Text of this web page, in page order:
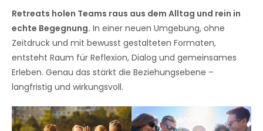
Retreats holen Teams raus aus dem Alltag und rein in
echte Begegnung. In einer neuen Umgebung, ohne
Zeitdruck und mit bewusst gestalteten Formaten,
entsteht Raum für Reflexion, Dialog und gemeinsames
Erleben. Genau das stärkt die Beziehungsebene –
langfristig und wirkungsvoll.